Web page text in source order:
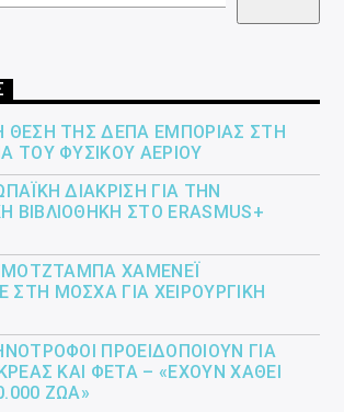
ΘΈΣΗ ΤΗΣ ΔΕΠΑ ΕΜΠΟΡΊΑΣ ΣΤΗ
ΤΟΥ ΦΥΣΙΚΟΎ ΑΕΡΊΟΥ
ΔΙΆΚΡΙΣΗ ΓΙΑ ΤΗΝ
ΒΙΒΛΙΟΘΉΚΗ ΣΤΟ ERASMUS+
ΜΟΤΖΤΆΜΠΑ ΧΑΜΕΝΕΪ́
ΜΌΣΧΑ ΓΙΑ ΧΕΙΡΟΥΡΓΙΚΉ
ΠΡΟΕΙΔΟΠΟΙΟΎΝ ΓΙΑ
ΚΑΙ ΦΈΤΑ – «ΈΧΟΥΝ ΧΑΘΕΊ
ΖΏΑ»